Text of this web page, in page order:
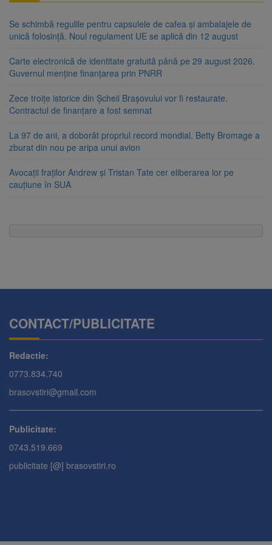
Se schimbă regulile pentru capsulele de cafea și ambalajele de
unică folosință. Noul regulament UE se aplică din 12 august
Carte electronică de identitate gratuită până pe 29 august 2026.
Guvernul menține finanțarea prin PNRR
Zece troițe istorice din Șcheii Brașovului vor fi restaurate.
Contractul de finanțare a fost semnat
La 97 de ani, a doborât propriul record mondial. Betty Bromage a
zburat din nou pe aripa unui avion
Avocații fraților Andrew și Tristan Tate cer eliberarea lor pe
cauțiune în SUA
CONTACT/PUBLICITATE
Redactie:
0773.834.740
brasovstiri@gmail.com
Publicitate:
0743.519.669
publicitate [@] brasovstiri.ro